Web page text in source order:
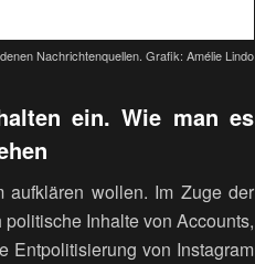
Nachrichtenquellen. Grafik: Amélie Lindo
ein. Wie man es
aufklären wollen. Im Zuge der
Inhalte von Accounts,
Entpolitisierung von Instagram